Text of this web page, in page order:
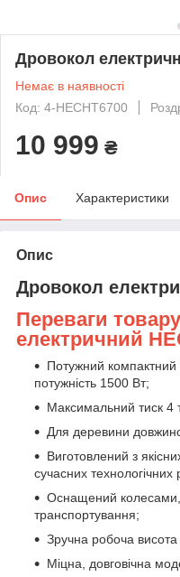
Дровокол
Немає в наявності
Код: 4-HECHT6700
10 999 ₴
Опис Характеристики
Опис
Дровокол
Переваги
електричний
Потужний компактний
потужність 1500 Вт;
Максимальний тиск 4
Для деревини
Виготовлений з
сучасних технологічних
Оснащений
транспортування;
Зручна робоча висота
Міцна, довговічна